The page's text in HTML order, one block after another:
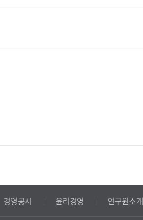
경영공시 윤리경영 연구원소개